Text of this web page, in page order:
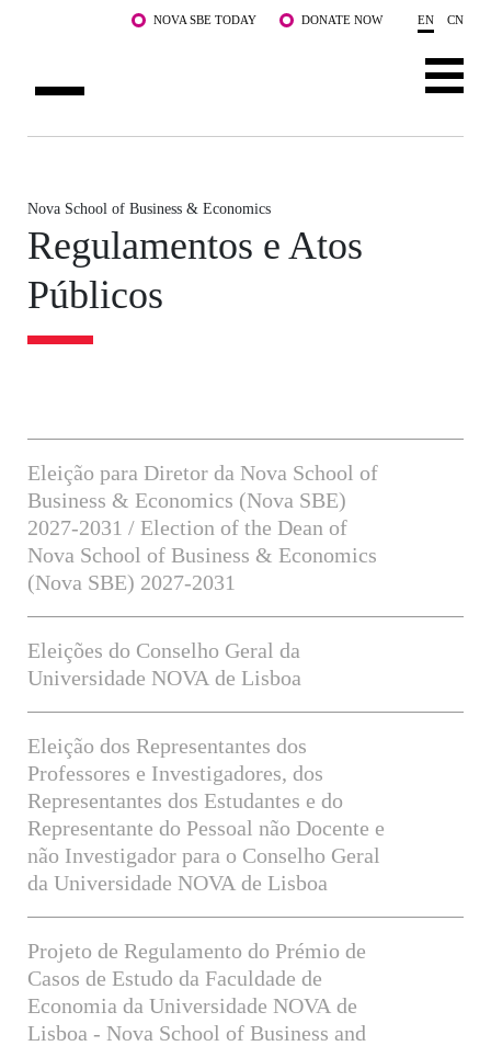
NOVA SBE TODAY DONATE NOW EN CN
PROGRAMS
FACULTY & RESEARCH
COMMUNITY
Nova School of Business & Economics
Regulamentos e Atos
Públicos
Eleição para Diretor da Nova School of
Business & Economics (Nova SBE)
2027-2031 / Election of the Dean of
Nova School of Business & Economics
(Nova SBE) 2027-2031
Eleições do Conselho Geral da
Universidade NOVA de Lisboa
Eleição dos Representantes dos
Professores e Investigadores, dos
Representantes dos Estudantes e do
Representante do Pessoal não Docente e
não Investigador para o Conselho Geral
da Universidade NOVA de Lisboa
Projeto de Regulamento do Prémio de
Casos de Estudo da Faculdade de
Economia da Universidade NOVA de
Lisboa - Nova School of Business and